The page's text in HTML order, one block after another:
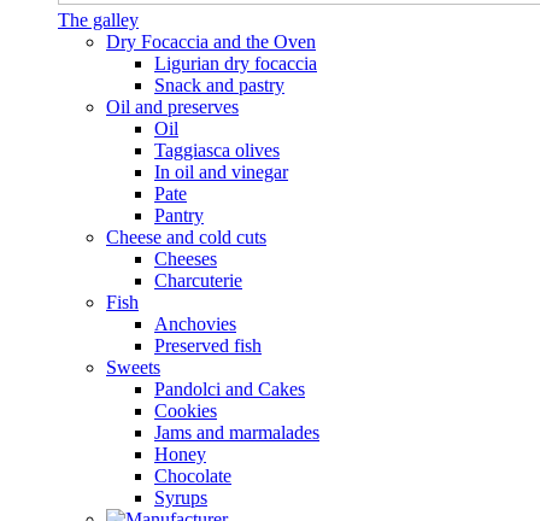
The galley
Dry Focaccia and the Oven
Ligurian dry focaccia
Snack and pastry
Oil and preserves
Oil
Taggiasca olives
In oil and vinegar
Pate
Pantry
Cheese and cold cuts
Cheeses
Charcuterie
Fish
Anchovies
Preserved fish
Sweets
Pandolci and Cakes
Cookies
Jams and marmalades
Honey
Chocolate
Syrups